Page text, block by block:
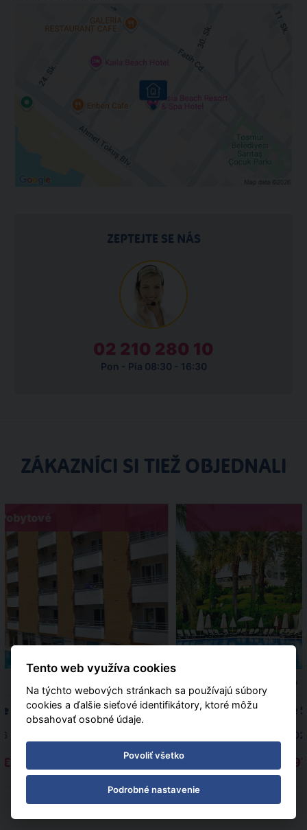
ZEPTEJTE SE NÁS
02 210 280 10
Pon - Pia 08:30 - 16:30
ZÁKAZNÍCI SI TIEŽ OBJEDNALI
Kleopatra
- 14.11.2026
| zľava 44%
Turecko
Side
od 1
Tento web využíva cookies
Na týchto webových stránkach sa používajú súbory
cookies a ďalšie sieťové identifikátory, ktoré môžu
obsahovať osobné údaje.
Povoliť všetko
Podrobné nastavenie